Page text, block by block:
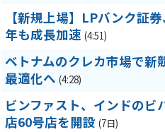
【新規上場】LPバンク証
年も成長加速 (4:51)
ベトナムのクレカ市場で新
最適化へ (4:28)
ビンファスト、インドの
店60号店を開設 (7日)